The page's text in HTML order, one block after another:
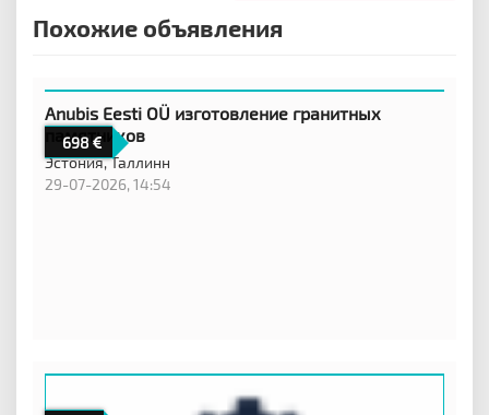
Похожие объявления
698
Anubis Eesti OÜ изготовление гранитных
памятников
Эстония,Таллинн
29-07-2026, 14:54